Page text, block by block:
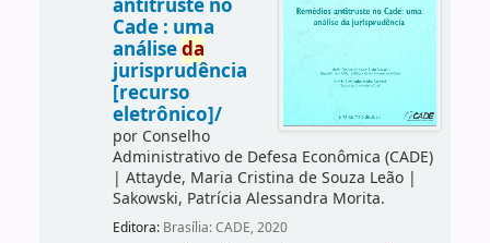
antitruste no
Cade : uma
análiseda
jurisprudência
[recurso
eletrônico]/
por Conselho
Administrativo de Defesa Econômica (CADE)
| Attayde, Maria Cristina de Souza Leão|
Sakowski, Patrícia Alessandra Morita.
Editora: Brasília: CADE, 2020